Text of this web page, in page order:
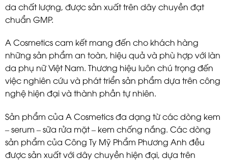
da chất lượng, được sản xuất trên dây chuyền đạt
chuẩn GMP.
A Cosmetics cam kết mang đến cho khách hàng
những sản phẩm an toàn, hiệu quả và phù hợp với làn
da phụ nữ Việt Nam. Thương hiệu luôn chú trọng đến
việc nghiên cứu và phát triển sản phẩm dựa trên công
nghệ hiện đại và thành phần tự nhiên.
Sản phẩm của A Cosmetics đa dạng từ các dòng kem
– serum – sữa rửa mặt – kem chống nắng. Các dòng
sản phẩm của Công Ty Mỹ Phẩm Phương Anh đều
được sản xuất với dây chuyền hiện đại, dựa trên